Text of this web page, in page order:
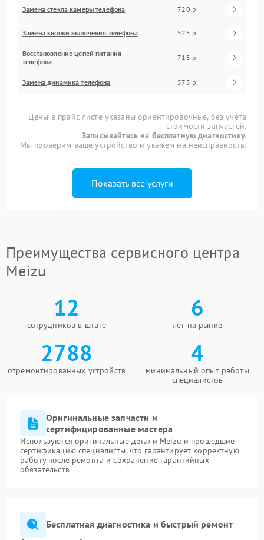
Замена стекла камеры телефона 720 р
Замена кнопки включения телефона 525 р
Восстановление цепей питания
телефона
715 р
Замена динамика телефона 575 р
Цены в прайс-листе указаны ориентировочные, без учета
стоимости запчастей.
Записывайтесь на бесплатную диагностику.
Мы проверим ваше устройство и укажем на неисправность.
Показать все услуги
Преимущества сервисного центра
Meizu
12
сотрудников в штате
6
лет на рынке
2788
отремонтированных устройств
4
минимальный опыт работы
специалистов
Оригинальные запчасти и
сертифицированные мастера
Используются оригинальные детали Meizu и прошедшие
сертификацию специалисты, что гарантирует корректную
работу после ремонта и сохранение гарантийных
обязательств
Бесплатная диагностика и быстрый ремонт